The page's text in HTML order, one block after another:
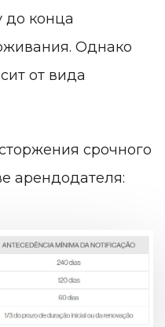
до конца
Однако
от вида
срочного
арендодателя: